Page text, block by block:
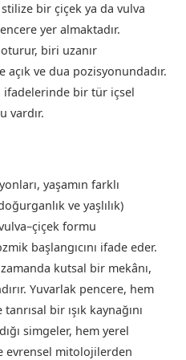
bir çiçek ya da vulva
yer almaktadır.
biri uzanır
ve dua pozisyonundadır.
bir tür içsel
vardır.
yaşamın farklı
ve yaşlılık)
formu
başlangıcını ifade eder.
kutsal bir mekânı,
Yuvarlak pencere, hem
bir ışık kaynağını
simgeler, hem yerel
evrensel mitolojilerden